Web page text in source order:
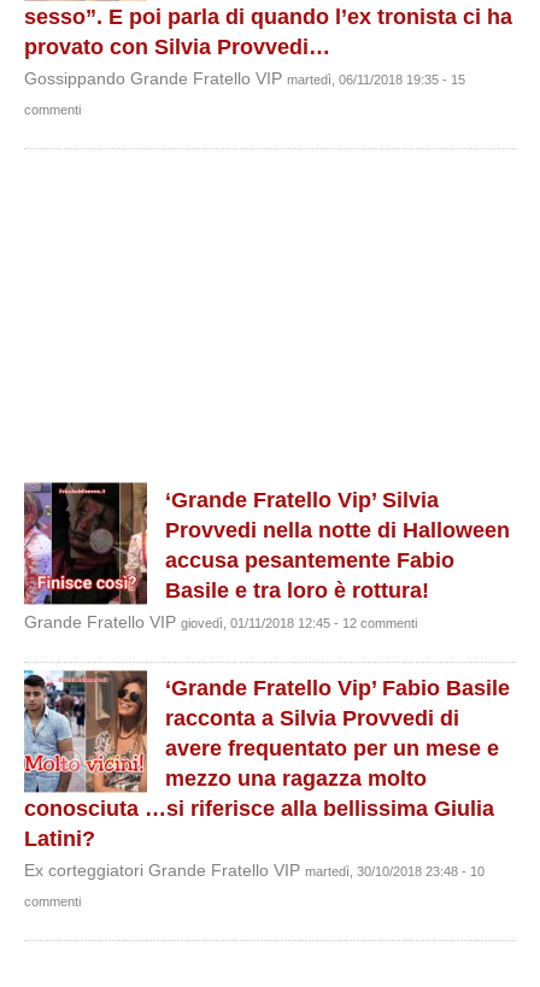
sesso”. E poi parla di quando l’ex tronista ci ha
provato con Silvia Provvedi…
Gossippando Grande Fratello VIP martedì, 06/11/2018 19:35 - 15
commenti
‘Grande Fratello Vip’ Silvia
Provvedi nella notte di Halloween
accusa pesantemente Fabio
Basile e tra loro è rottura!
Grande Fratello VIP giovedì, 01/11/2018 12:45 - 12 commenti
‘Grande Fratello Vip’ Fabio Basile
racconta a Silvia Provvedi di
avere frequentato per un mese e
mezzo una ragazza molto
conosciuta …si riferisce alla bellissima Giulia
Latini?
Ex corteggiatori Grande Fratello VIP martedì, 30/10/2018 23:48 - 10
commenti